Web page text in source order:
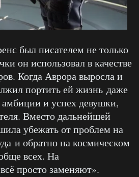
был писателем не только
он использовал в качестве
Когда Аврора выросла и
портить ей жизнь даже
и успех девушки,
Вместо дальнейшей
убежать от проблем на
и обратно на космическом
всех. На
просто заменяют».